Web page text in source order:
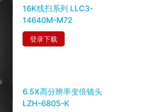
16K线扫系列 LLC3-
14640M-M72
登录下载
6.5X高分辨率变倍镜头
LZH-6805-K